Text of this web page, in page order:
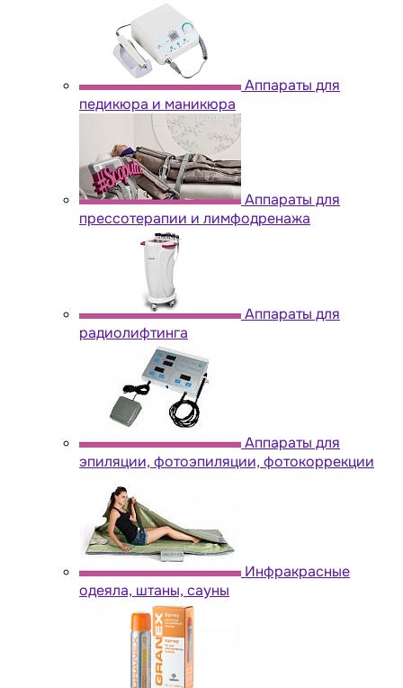
Аппараты для
педикюра и маникюра
Аппараты для
прессотерапии и лимфодренажа
Аппараты для
радиолифтинга
Аппараты для
эпиляции, фотоэпиляции, фотокоррекции
Инфракрасные
одеяла, штаны, сауны